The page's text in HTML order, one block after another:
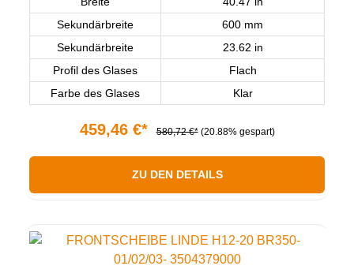
Sekundärbreite
600 mm
Sekundärbreite
23.62 in
Profil des Glases
Flach
Farbe des Glases
Klar
459,46 €* 580,72 €* (20.88% gespart)
ZU DEN DETAILS